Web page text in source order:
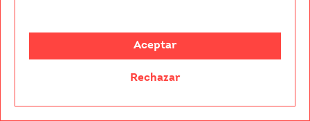
película va entrelazando testimonios, indicios y
escenas retrospectivas, para ofrecer al espectador
una visión compleja y fragmentada de los
Aceptar
Rechazar